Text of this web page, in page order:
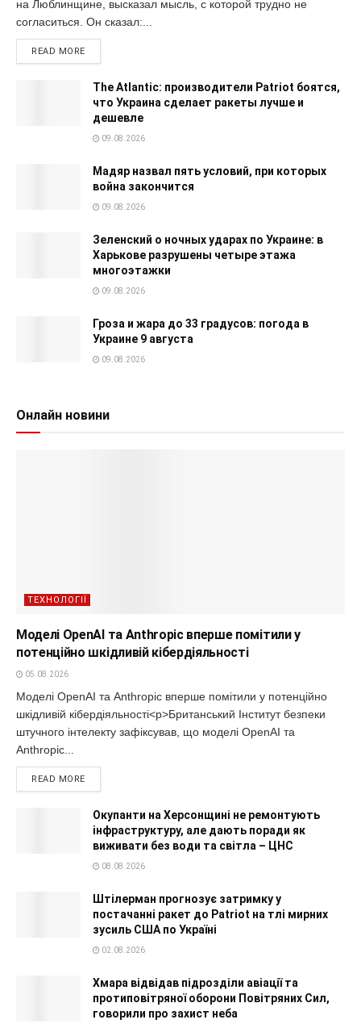
на Люблинщине, высказал мысль, с которой трудно не
согласиться. Он сказал:...
READ MORE
The Atlantic: производители Patriot боятся,
что Украина сделает ракеты лучше и
дешевле
09.08.2026
Мадяр назвал пять условий, при которых
война закончится
09.08.2026
Зеленский о ночных ударах по Украине: в
Харькове разрушены четыре этажа
многоэтажки
09.08.2026
Гроза и жара до 33 градусов: погода в
Украине 9 августа
09.08.2026
Онлайн новини
ТЕХНОЛОГІЇ
Моделі OpenAI та Anthropic вперше помітили у
потенційно шкідливій кібердіяльності
05.08.2026
Моделі OpenAI та Anthropic вперше помітили у потенційно
шкідливій кібердіяльності<p>Британський Інститут безпеки
штучного інтелекту зафіксував, що моделі OpenAI та
Anthropic...
READ MORE
Окупанти на Херсонщині не ремонтують
інфраструктуру, але дають поради як
виживати без води та світла – ЦНС
08.08.2026
Штілерман прогнозує затримку у
постачанні ракет до Patriot на тлі мирних
зусиль США по Україні
02.08.2026
Хмара відвідав підрозділи авіації та
протиповітряної оборони Повітряних Сил,
говорили про захист неба